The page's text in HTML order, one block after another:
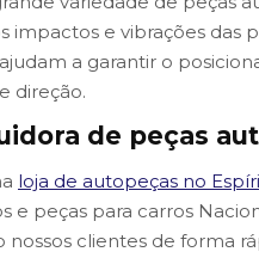
impactos e vibrações das
ajudam a garantir o
direção.
de peças
loja de autopeças no
e peças para carros
nossos clientes de forma